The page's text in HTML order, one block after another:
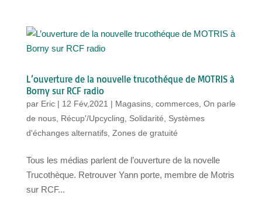
L’ouverture de la nouvelle trucothéque de MOTRIS à
Borny sur RCF radio
par Eric| 12 Fév,2021 | Magasins, commerces, On parle
de nous, Récup'/Upcycling Solidarité
Systèmes
d'échanges alternatifs, Zones de gratuité
Tous les médias parlent de l’ouverture de la novelle
Trucothèque. Retrouver Yann porte, membre de Motris
sur RCF...